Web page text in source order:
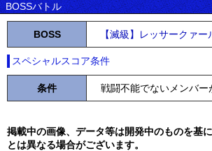
BOSSバトル
BOSS 【滅級】レッサークァ
スペシャルスコア条件
条件 戦闘不能でないメンバー
掲載中の画像、データ等は開発中のものを基
とは異なる場合がございます。